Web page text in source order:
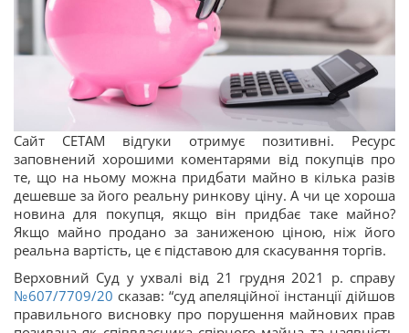
Сайт СЕТАМ відгуки отримує позитивні. Ресурс
заповнений хорошими коментарями від покупців про
те, що на ньому можна придбати майно в кілька разів
дешевше за його реальну ринкову ціну. А чи це хороша
новина для покупця, якщо він придбає таке майно?
Якщо майно продано за заниженою ціною, ніж його
реальна вартість, це є підставою для скасування торгів.
Верховний Суд у ухвалі від 21 грудня 2021 р. справу
№607/7709/20 сказав: “суд апеляційної інстанції дійшов
правильного висновку про порушення майнових прав